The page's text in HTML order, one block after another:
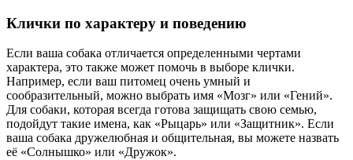
Клички по характеру и поведению
Если ваша собака отличается определенными чертами
характера, это также может помочь в выборе клички.
Например, если ваш питомец очень умный и
сообразительный, можно выбрать имя «Мозг» или «Гений».
Для собаки, которая всегда готова защищать свою семью,
подойдут такие имена, как «Рыцарь» или «Защитник». Если
ваша собака дружелюбная и общительная, вы можете назвать
её «Солнышко» или «Дружок».